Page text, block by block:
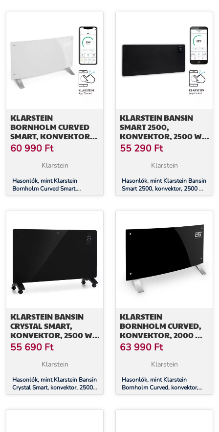
KLARSTEIN
BORNHOLM CURVED
SMART, KONVEKTOR,
2000 W, VEZÉRLÉS
APPLIKÁCIÓN
KERESZTÜL, FEHÉR
60 990 Ft
Klarstein
Hasonlók, mint Klarstein
Bornholm Curved Smart,
konvektor, 2000 W, vezérlés
KLARSTEIN BANSIN
SMART 2500,
KONVEKTOR, 2500 W,
VEZÉRLÉS
APPLIKÁCIÓN
KERESZTÜL
55 290 Ft
Klarstein
Hasonlók, mint Klarstein Bansin
Smart 2500, konvektor, 2500 W,
vezérlés applikáción keresztül
KLARSTEIN BANSIN
CRYSTAL SMART,
KONVEKTOR, 2500 W,
5 - 50 °C, VEZÉRLÉS
APPLIKÁCIÓN
KERESZTÜL
55 690 Ft
Klarstein
Hasonlók, mint Klarstein Bansin
Crystal Smart, konvektor, 2500
W, 5 - 50 °C, vezérlés
KLARSTEIN
BORNHOLM CURVED,
KONVEKTOR, 2000 W,
TERMOSZTÁT, IDŐZÍTŐ,
FEKETE
63 990 Ft
Klarstein
Hasonlók, mint Klarstein
Bornholm Curved, konvektor,
2000 W, termosztát, időzítő,